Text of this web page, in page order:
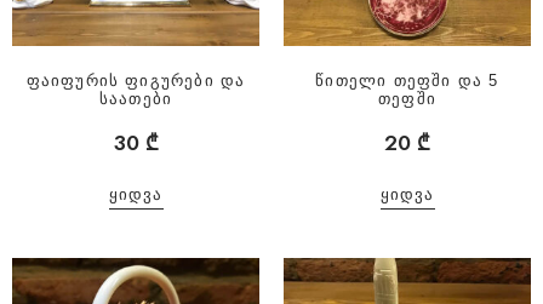
ფაიფურის ფიგურები და
საათები
30 ₾
ᲧᲘᲓᲕᲐ
წითელი თეფში და 5
თეფში
20 ₾
ᲧᲘᲓᲕᲐ